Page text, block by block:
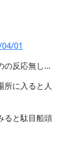
の反応無し…
所に入ると人
ると駄目船頭